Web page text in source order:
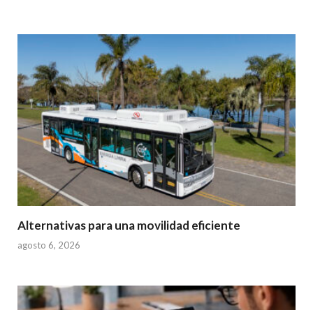
Alternativas para una movilidad eficiente
agosto 6, 2026